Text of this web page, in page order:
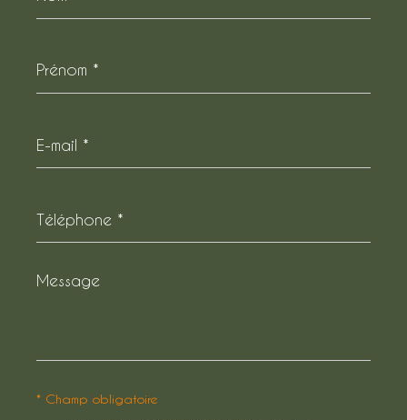
*
mail
*
*
Message
*
* Champ obligatoire